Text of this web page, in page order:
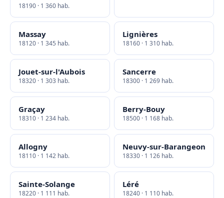
18190 · 1 360 hab.
Massay
18120 · 1 345 hab.
Lignières
18160 · 1 310 hab.
Jouet-sur-l'Aubois
18320 · 1 303 hab.
Sancerre
18300 · 1 269 hab.
Graçay
18310 · 1 234 hab.
Berry-Bouy
18500 · 1 168 hab.
Allogny
18110 · 1 142 hab.
Neuvy-sur-Barangeon
18330 · 1 126 hab.
Sainte-Solange
18220 · 1 111 hab.
Léré
18240 · 1 110 hab.